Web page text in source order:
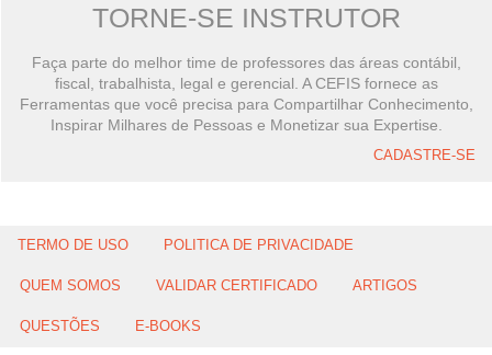
TORNE-SE INSTRUTOR
Faça parte do melhor time de professores das áreas contábil,
fiscal, trabalhista, legal e gerencial. A CEFIS fornece as
Ferramentas que você precisa para Compartilhar Conhecimento,
Inspirar Milhares de Pessoas e Monetizar sua Expertise.
CADASTRE-SE
TERMO DE USO POLITICA DE PRIVACIDADE
QUEM SOMOS VALIDAR CERTIFICADO ARTIGOS
QUESTÕES E-BOOKS